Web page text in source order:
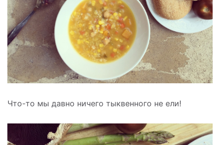
Что-то мы давно ничего тыквенного не ели!